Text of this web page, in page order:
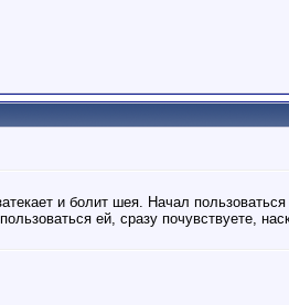
и болит шея. Начал
ей, сразу почувствуете,